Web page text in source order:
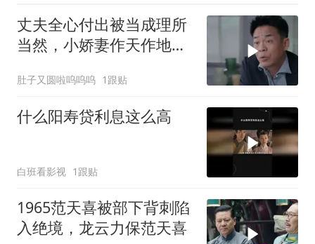
丈夫全心付出被当成理所
当然，小娇妻作天作地，
肚子又圆啦呜呜呜 1跟贴
什么阳寿贷利息这么高
白班看影视 1跟贴
1965范天喜被部下背刺陷
入绝境，龙云力保范天喜